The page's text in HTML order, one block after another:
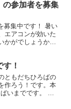
の参加者を募集
募集中です！ 暑い
エアコンが効いた
かがでしょうか。
！
ともだちひろばの
作ろう！です。本
いまでです。 ご